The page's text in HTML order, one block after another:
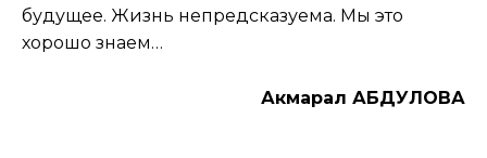
будущее. Жизнь непредсказуема. Мы это
хорошо знаем…
Акмарал АБДУЛОВА